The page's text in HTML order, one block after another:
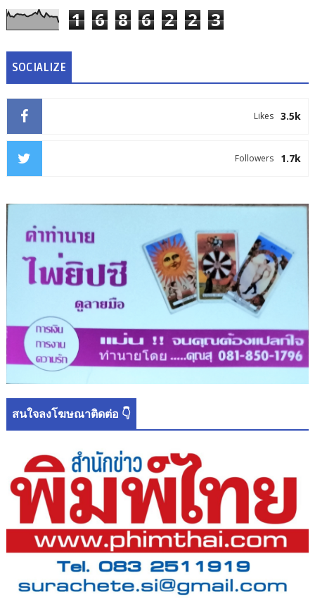
1 6 8 6 2 2 3
SOCIALIZE
3.5k
Likes
1.7k
Followers
สนใจลงโฆษณาติดต่อ 👇